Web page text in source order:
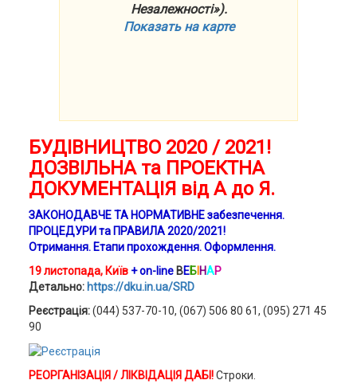
Незалежності»).
Показать на карте
БУДІВНИЦТВО 2020 / 2021!
ДОЗВІЛЬНА та ПРОЕКТНА
ДОКУМЕНТАЦІЯ від А до Я.
ЗАКОНОДАВЧЕ ТА НОРМАТИВНЕ забезпечення.
ПРОЦЕДУРИ та ПРАВИЛА 2020/2021!
Отримання. Етапи прохождення.Оформлення.
19 листопада, Київ + on-line ВЕБІ НАР
Детально: https://dku.in.ua/SRD
Реєстрація:(044) 537-70-10, (067) 506 80 61, (095) 271 45
90
РЕОРГАНІЗАЦІЯ / ЛІКВІДАЦІЯ ДАБІ!Строки.